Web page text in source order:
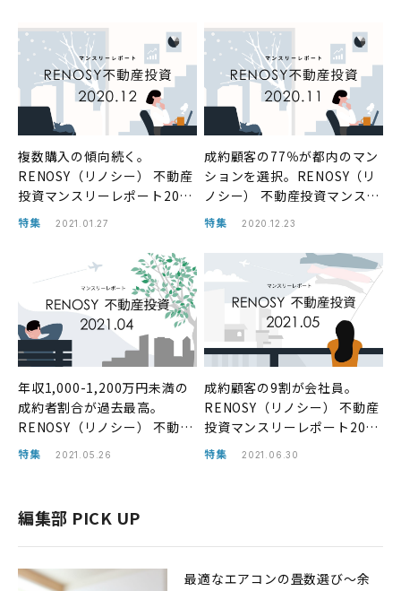
複数購入の傾向続く。
RENOSY（リノシー） 不動産
投資マンスリーレポート2020
年12月
特集 2021.01.27
成約顧客の77％が都内のマン
ションを選択。RENOSY（リ
ノシー） 不動産投資マンスリ
ーレポート2020年11月
特集 2020.12.23
年収1,000-1,200万円未満の
成約者割合が過去最高。
RENOSY（リノシー） 不動産
投資マンスリーレポート2021
特集 2021.05.26
成約顧客の9割が会社員。
RENOSY（リノシー） 不動産
投資マンスリーレポート2021
年5月
特集 2021.06.30
編集部 PICK UP
最適なエアコンの畳数選び〜余